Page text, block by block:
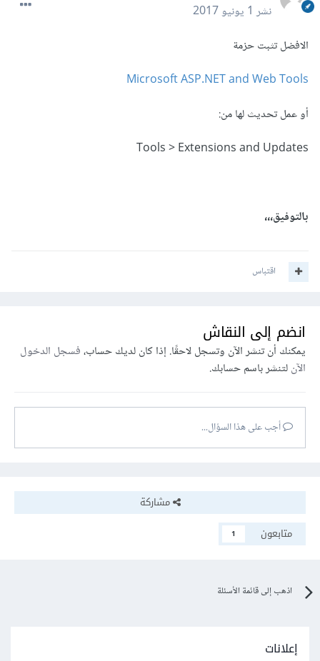
نشر1 يونيو 2017
الافضل تثبت حزمة
Microsoft ASP.NET and Web Tools
أو عمل تحديث لها من:
Tools > Extensions and Updates
بالتوفيق،،،
اقتباس
انضم إلى النقاش
يمكنك أن تنشر الآن وتسجل لاحقًا. إذا كان لديك حساب،فسجل الدخول
الآنلتنشر باسم حسابك.
أجب على هذا السؤال...
مشاركة
متابعون
1
اذهب إلى قائمة الأسئلة
إعلانات